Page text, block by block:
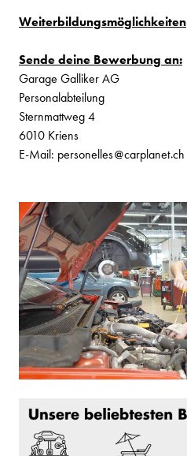
Weiterbildungsmöglichkeiten
Sende deine Bewerbung an:
Garage Galliker AG
Personalabteilung
Sternmattweg 4
6010 Kriens
E-Mail: personelles carplanetch